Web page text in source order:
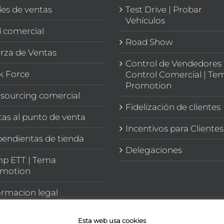
de ventas
comercial
de Ventas
Force
comercial
al punto de venta
de tienda
ETT | Tema
legal
Test Drive | Probar
Vehículos
Road Show
Control de Vendedores
Control Comercial |
Promotion
Fidelización de clientes
Incentivos para Clientes
Delegaciones
Esta web usa cookies